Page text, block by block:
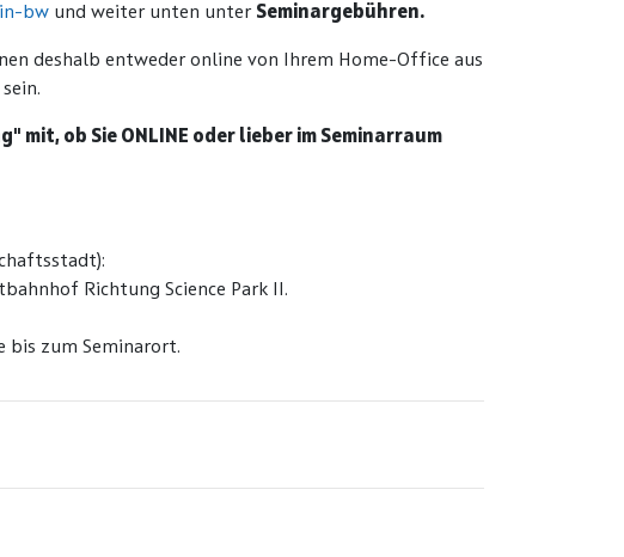
bw und weiter unten unter Seminargebühren.
deshalb entweder online von Ihrem Home-Office aus
ob Sie ONLINE oder lieber im Seminarraum
Richtung Science Park II.
bis zum Seminarort.